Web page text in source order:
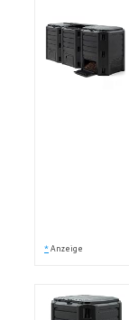
* Anzeige